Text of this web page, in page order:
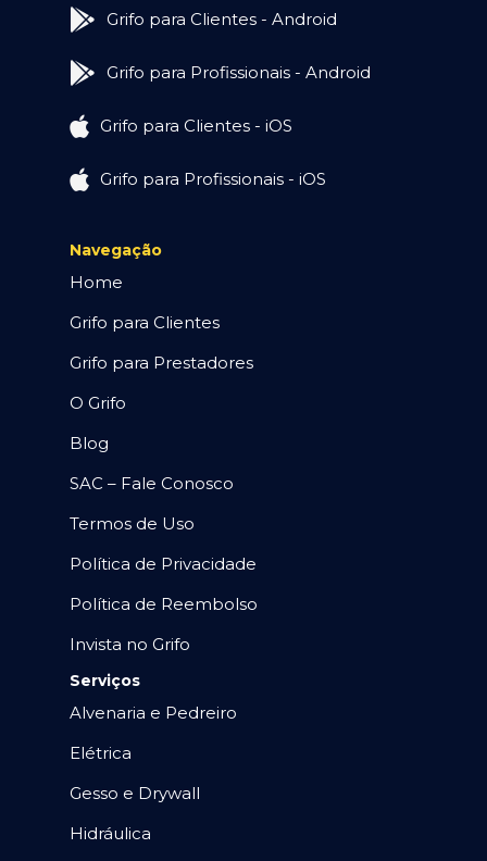
Grifo para Clientes - Android
Grifo para Profissionais - Android
Grifo para Clientes - iOS
Grifo para Profissionais - iOS
Navegação
Home
Grifo para Clientes
Grifo para Prestadores
O Grifo
Blog
SAC – Fale Conosco
Termos de Uso
Política de Privacidade
Política de Reembolso
Invista no Grifo
Serviços
Alvenaria e Pedreiro
Elétrica
Gesso e Drywall
Hidráulica